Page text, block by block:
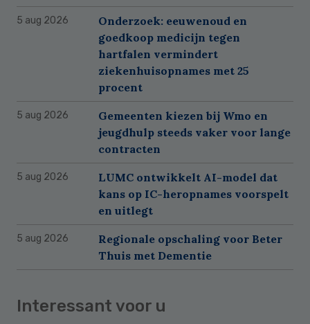
5 aug 2026
Onderzoek: eeuwenoud en
goedkoop medicijn tegen
hartfalen vermindert
ziekenhuisopnames met 25
procent
5 aug 2026
Gemeenten kiezen bij Wmo en
jeugdhulp steeds vaker voor lange
contracten
5 aug 2026
LUMC ontwikkelt AI-model dat
kans op IC-heropnames voorspelt
en uitlegt
5 aug 2026
Regionale opschaling voor Beter
Thuis met Dementie
Interessant voor u